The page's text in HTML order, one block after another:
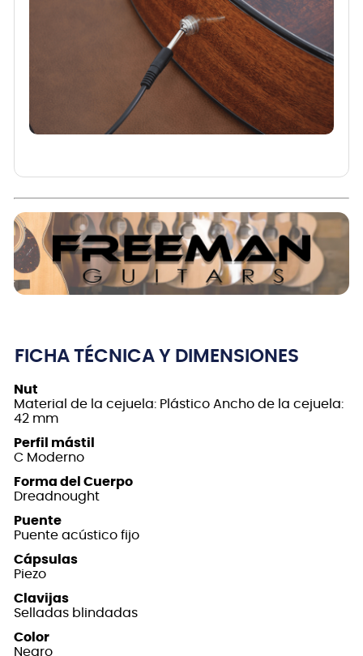
FICHA TÉCNICA Y DIMENSIONES
Nut
Material de la cejuela: Plástico Ancho de la cejuela:
42 mm
Perfil mástil
C Moderno
Forma del Cuerpo
Dreadnought
Puente
Puente acústico fijo
Cápsulas
Piezo
Clavijas
Selladas blindadas
Color
Negro